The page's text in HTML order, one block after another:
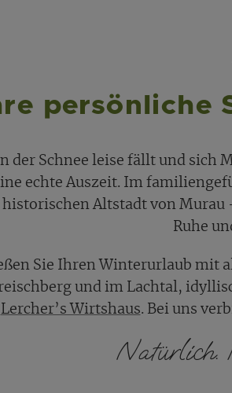
persönliche
der Schnee leise fällt und sich
echte Auszeit. Im
historischen Altstadt von
Ruhe
Sie Ihren Winterurlaub mit
und im Lachtal,
Lercher’s Wirtshaus. Bei uns
Natürlich.